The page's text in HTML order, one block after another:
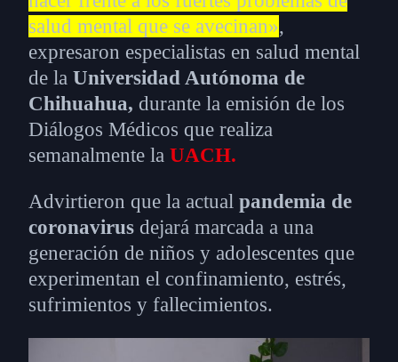
salud mental que se avecinan»,
expresaron especialistas en salud mental
de la Universidad Autónoma de
Chihuahua, durante la emisión de los
Diálogos Médicos que realiza
semanalmente la UACH.
Advirtieron que la actual pandemia de
coronavirus dejará marcada a una
generación de niños y adolescentes que
experimentan el confinamiento, estrés,
sufrimientos y fallecimientos.